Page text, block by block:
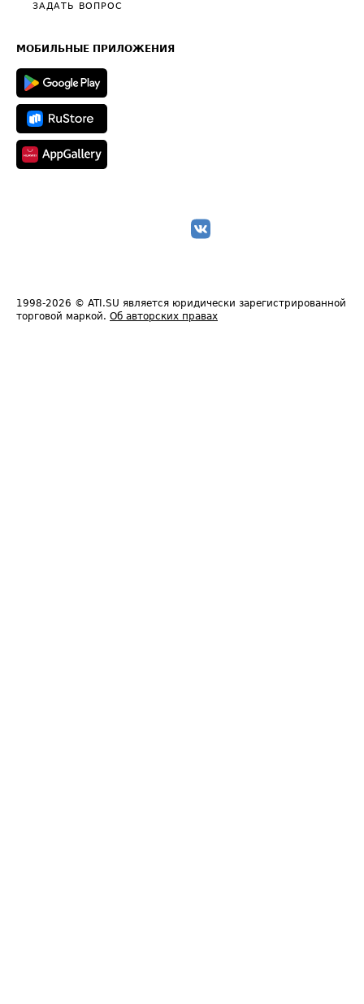
Общие положения
Техническая информация
ЗАДАТЬ ВОПРОС
МОБИЛЬНЫЕ ПРИЛОЖЕНИЯ
1998-2026 © ATI.SU является юридически зарегистрированной
торговой маркой. Об авторских правах